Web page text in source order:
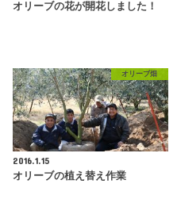
オリーブの花が開花しました！
オリーブ畑
2016.1.15
オリーブの植え替え作業